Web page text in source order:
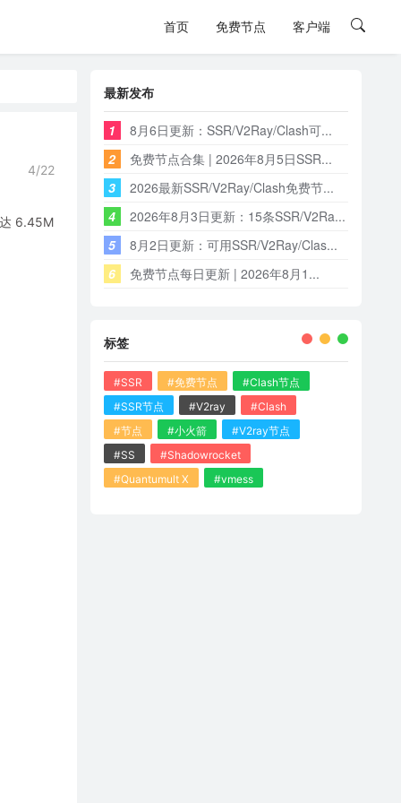
首页 免费节点 客户端
4/22
6.45M
最新发布
1
8月6日更新：SSR/V2Ray/Clash可...
2
免费节点合集 | 2026年8月5日SSR...
3
2026最新SSR/V2Ray/Clash免费节...
4
2026年8月3日更新：15条SSR/V2Ra...
5
8月2日更新：可用SSR/V2Ray/Clas...
6
免费节点每日更新 | 2026年8月1...
标签
#SSR #免费节点
#Clash节点
#SSR节点
#V2ray
#Clash
#节点
#小火箭
#V2ray节点
#SS
#Shadowrocket
#Quantumult X
#vmess